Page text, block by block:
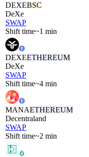
DEXEBSC
DeXe
SWAP
Shift time~1 min
DEXEETHEREUM
DeXe
SWAP
Shift time~4 min
MANAETHEREUM
Decentraland
SWAP
Shift time~2 min